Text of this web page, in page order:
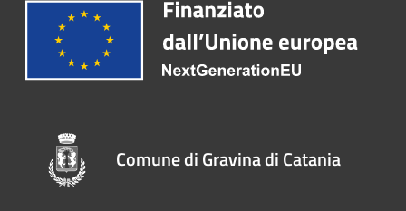
Comune di Gravina di Catania